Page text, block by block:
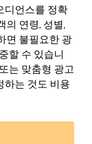
디언스를 정확
의 연령, 성별,
면 불필요한 광
할 수 있습니
는 맞춤형 광고
하는 것도 비용